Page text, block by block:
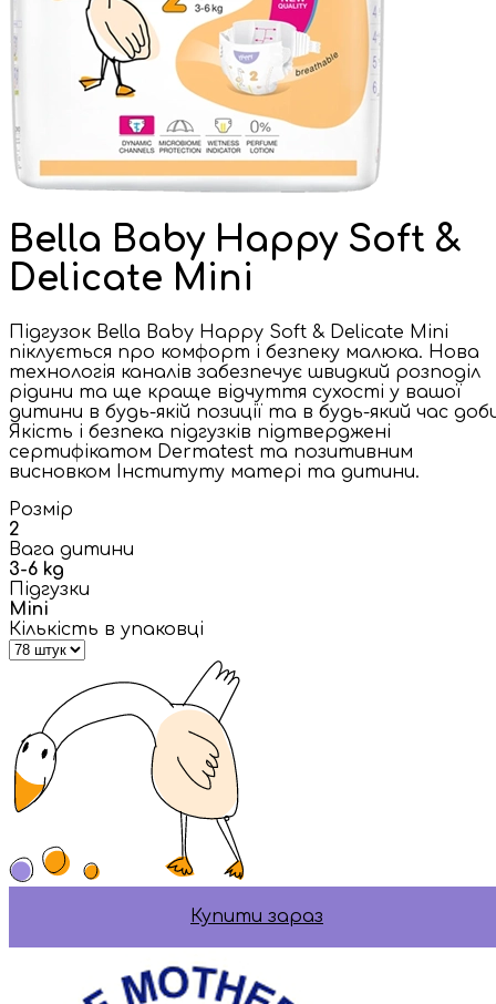
Bella Baby Happy Soft &
Delicate Mini
Підгузок Bella Baby Happy Soft & Delicate Mini
піклується про комфорт і безпеку малюка. Нова
технологія каналів забезпечує швидкий розподіл
рідини та ще краще відчуття сухості у вашої
дитини в будь-якій позиції та в будь-який час
Якість і безпека підгузків підтверджені
сертифікатом Dermatest та позитивним
висновком Інституту матері та дитини.
Розмір
2
Вага дитини
3-6 kg
Підгузки
Mini
Кількість в упаковці
Купити зараз